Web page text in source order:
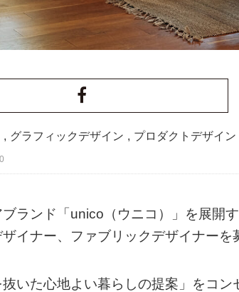
, グラフィックデザイン , プロダクトデザイン
ブランド「unico（ウニコ）」を展開
イナー、ファブリックデザイナーを
抜いた心地よい暮らしの提案」をコ